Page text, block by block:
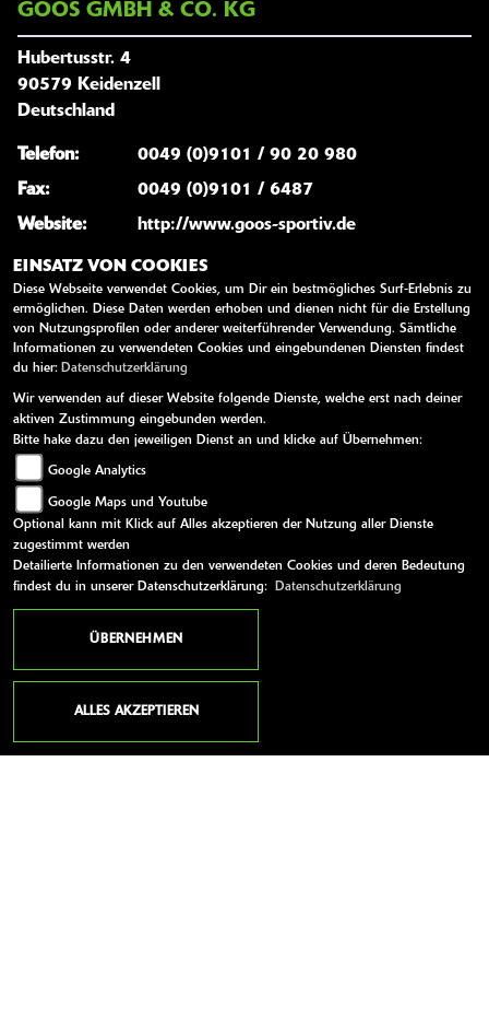
GOOS GMBH & CO. KG
Hubertusstr. 4
90579 Keidenzell
Deutschland
Telefon:
0049 (0)9101 / 90 20 980
Fax:
0049 (0)9101 / 6487
Website:
http://www.goos-sportiv.de
E-Mail:
info@goos-sportiv.de
ÖFFNUNGSZEITEN
Sommeröffnungszeiten März -
Oktober
Montag:
Dienstag:
08:00 - 12:00 und 13:00 - 17:30
Mittwoch:
Donnerstag:
08:00 - 12:00 und 13:00 - 17:30
EINSATZ VON COOKIES
Diese Webseite verwendet Cookies, um Dir ein bestmögliches Surf-Erlebnis zu
ermöglichen. Diese Daten werden erhoben und dienen nicht für die Erstellung
von Nutzungsprofilen oder anderer weiterführender Verwendung. Sämtliche
Informationen zu verwendeten Cookies und eingebundenen Diensten findest
du hier: Datenschutzerklärung
Wir verwenden auf dieser Website folgende Dienste, welche erst nach deiner
aktiven Zustimmung eingebunden werden.
Bitte hake dazu den jeweiligen Dienst an und klicke auf Übernehmen:
Google Analytics
Google Maps und Youtube
Optional kann mit Klick auf Alles akzeptieren der Nutzung aller Dienste
zugestimmt werden
Detailierte Informationen zu den verwendeten Cookies und deren Bedeutung
findest du in unserer Datenschutzerklärung:
Datenschutzerklärung
ÜBERNEHMEN
ALLES AKZEPTIEREN